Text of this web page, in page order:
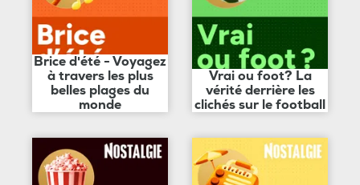
Brice d'été - Voyagez
à travers les plus
belles plages du
monde
Vrai ou foot? La
vérité derrière les
clichés sur le football